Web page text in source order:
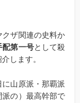
ザ関連の史料か
配第一号として殺
します。
山原派・那覇派
派の）最高幹部で